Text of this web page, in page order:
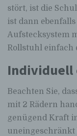
stört, ist die
ist dann
Aufstecksystem
Rollstuhl einfach
Individuell
Beachten Sie,
mit 2 Rädern
genügend Kraft
uneingeschränkt